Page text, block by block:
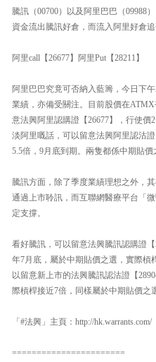
騰訊（00700）以及阿里巴巴（09988
資金流出騰訊好倉，而流入阿里好倉追
阿里call【26677】阿里Put【28211】
阿里巴巴究竟可否納入藍籌，今日下
業績，亦備受關注。目前股價在
意法興阿里認購證【26677】，行使價
淡阿里嘅話，可以留意法興阿里認沽
5.5倍，9月底到期。兩隻都係中期貼價
騰訊方面，除了季度業績理想之外，
通過上市聆訊，而互聯網醫療平台「
定支撐。
看好騰訊，可以留意法興騰訊認購證
年7月底，屬於中期貼價之選，實際槓
以留意新上市的法興騰訊認沽證【
際槓桿接近7倍，同樣屬於中期貼價之
「#法興」主頁：http://hk.warrants.com/
=======================